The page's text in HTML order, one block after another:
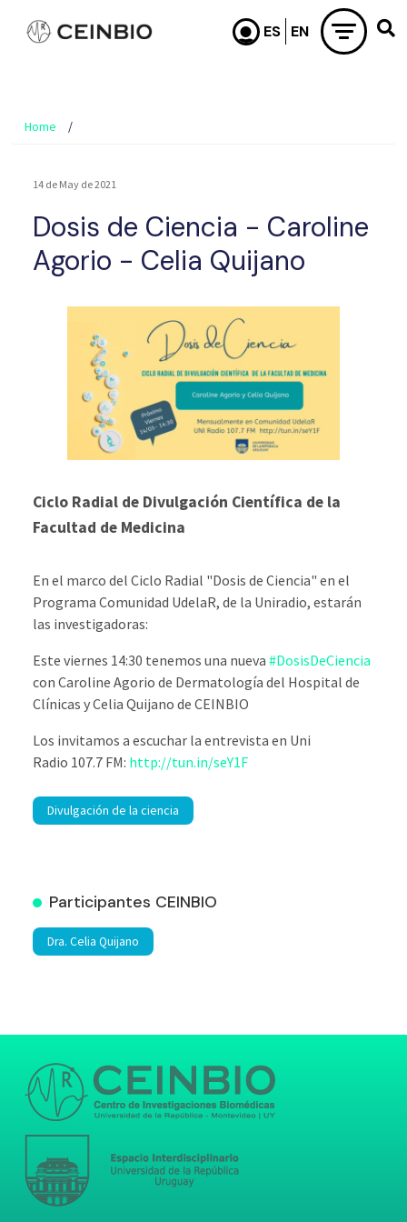
Skip to main content
Home
14 de May de 2021
Dosis de Ciencia - Caroline
Agorio - Celia Quijano
Ciclo Radial de Divulgación Científica de la
Facultad de Medicina
En el marco del Ciclo Radial "Dosis de Ciencia" en el
Programa Comunidad UdelaR, de la Uniradio, estarán
las investigadoras:
Este viernes 14:30 tenemos una nueva #DosisDeCiencia
con Caroline Agorio de Dermatología del Hospital de
Clínicas y Celia Quijano de CEINBIO
Los invitamos a escuchar la entrevista en Uni
Radio 107.7 FM: http://tun.in/seY1F
Divulgación de la ciencia
Participantes CEINBIO
Dra. Celia Quijano